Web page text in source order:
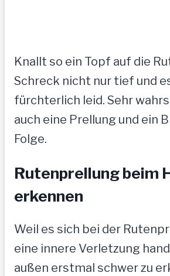
Knallt so ein Topf auf die
Schreck nicht nur tief und
fürchterlich leid. Sehr
auch eine Prellung und ein
Folge.
Rutenprellung beim
erkennen
Weil es sich bei der
eine innere Verletzung
außen erstmal schwer zu